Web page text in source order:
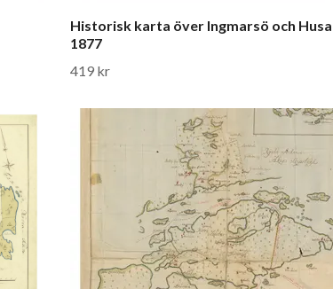
Historisk karta över Ingmarsö och
1877
419 kr